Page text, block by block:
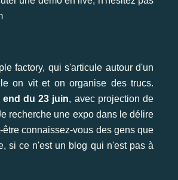
factory, qui s'articule autour d'un
on vit et on organise des trucs.
end du 23 juin, avec projection de
recherche une expo dans le délire
connaissez-vous des gens que
si ce n'est un blog qui n'est pas à